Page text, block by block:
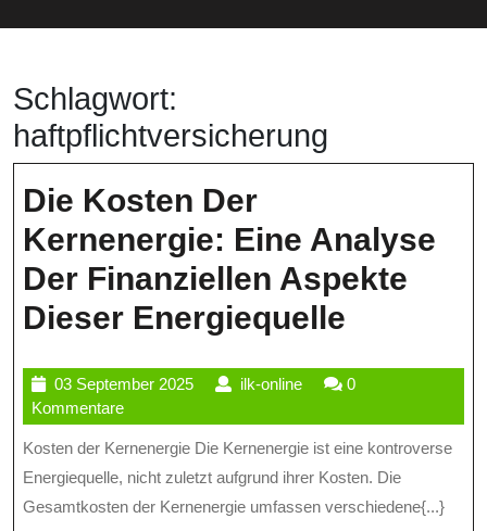
Schlagwort:
haftpflichtversicherung
Die Kosten Der
Kernenergie: Eine Analyse
Der Finanziellen Aspekte
Dieser Energiequelle
Der
Eine
Analyse
03 September 202503
2025
ilk-onlineilk-
0
Kommentare
Kosten der Kernenergie Die Kernenergie ist eine kontroverse
Energiequelle, nicht zuletzt aufgrund ihrer Kosten. Die
Gesamtkosten der Kernenergie umfassen verschiedene{...}